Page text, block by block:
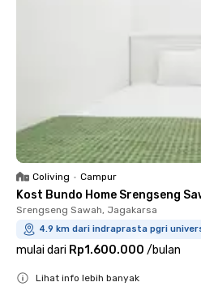
Coliving • Campur
Kost Bundo Home Srengseng
Srengseng Sawah, Jagakarsa
4.9 km dari indraprasta pgri
mulai dari Rp1.600.000 /bulan
Lihat info lebih banyak